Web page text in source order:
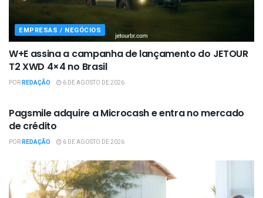
EMPRESAS / NEGÓCIOS
W+E assina a campanha de lançamento do JETOUR
T2 XWD 4×4 no Brasil
PORREDAÇÃO 6 DE AGOSTO DE 2026
Pagsmile adquire a Microcash e entra no mercado
de crédito
PORREDAÇÃO 6 DE AGOSTO DE 2026